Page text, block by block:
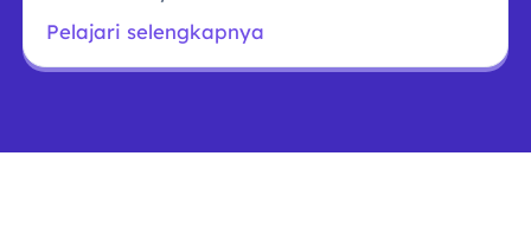
Pelajari selengkapnya